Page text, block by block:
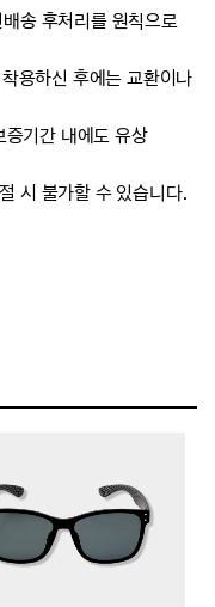
송 후처리를 원칙으로
용하신 후에는 교환이나
증기간 내에도 유상
시 불가할 수 있습니다.